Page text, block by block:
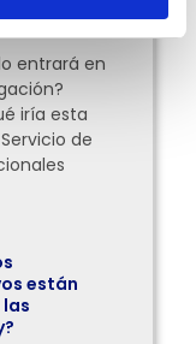
entrará en
iría esta
de
están